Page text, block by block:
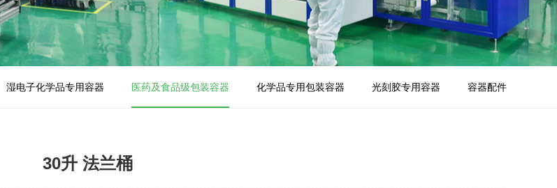
湿电子化学品专用容器 医药及食品级包装容器 化学品专用包装容器 光刻胶专用容器 容器配件
30升 法兰桶